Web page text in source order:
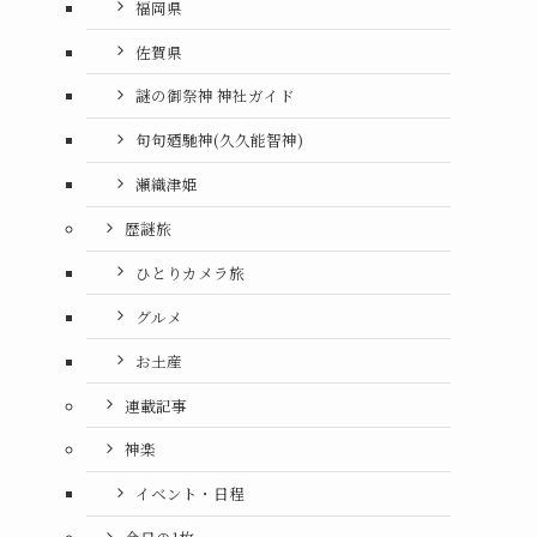
福岡県
佐賀県
謎の御祭神 神社ガイド
句句廼馳神(久久能智神)
瀬織津姫
歴謎旅
ひとりカメラ旅
グルメ
お土産
連載記事
神楽
イベント・日程